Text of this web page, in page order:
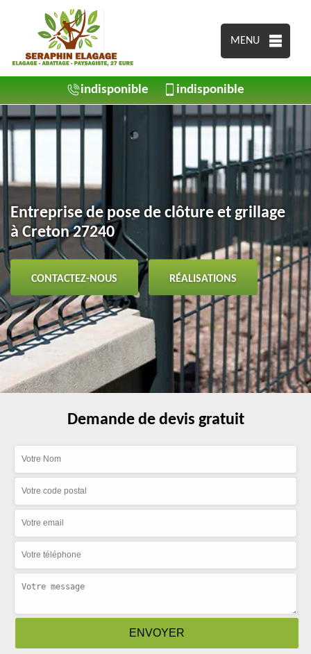
MENU
indisponible indisponible
Entreprise de pose de clôture et grillage
à Creton 27240
CONTACTEZ-NOUS RÉALISATIONS
Demande de devis gratuit